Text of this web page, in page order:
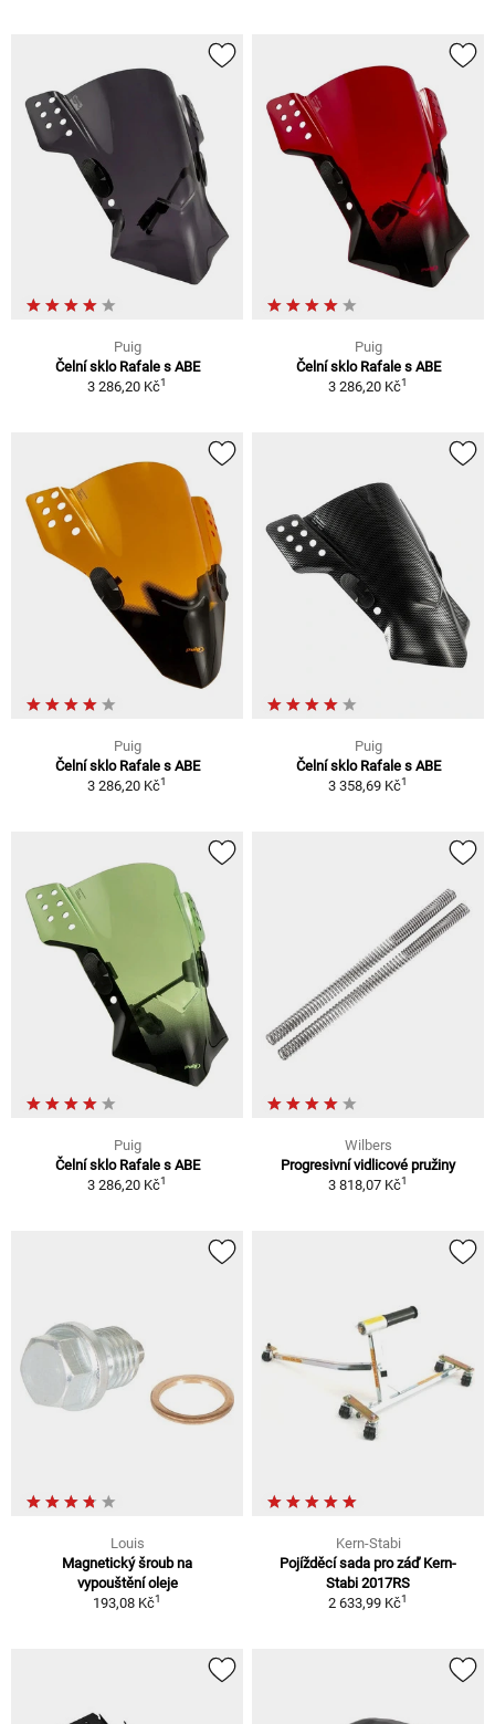
Puig
Čelní sklo Rafale s ABE
3 286,20 Kč1
Puig
Čelní sklo Rafale s ABE
3 286,20 Kč1
Puig
Čelní sklo Rafale s ABE
3 286,20 Kč1
Puig
Čelní sklo Rafale s ABE
3 358,69 Kč1
Puig
Čelní sklo Rafale s ABE
3 286,20 Kč1
Wilbers
Progresivní vidlicové pružiny
3 818,07 Kč1
Louis
Magnetický šroub na
vypouštění oleje
193,08 Kč1
Kern-Stabi
Pojížděcí sada pro záď Kern-
Stabi 2017RS
2 633,99 Kč1